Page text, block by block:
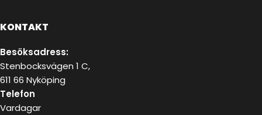
KONTAKT
Besöksadress:
Stenbocksvägen 1 C,
611 66 Nyköping
Telefon
Vardagar